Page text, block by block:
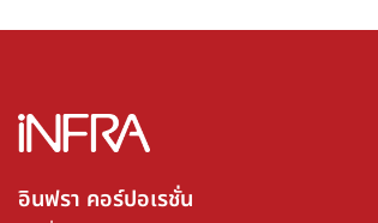
อินฟรา คอร์ปอเรชั่น​